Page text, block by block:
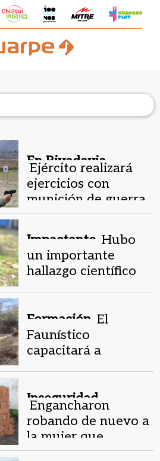
En Rivadavia.
Ejército realizará
ejercicios con
munición de guerra
en campo en
Impactante. Hubo
un importante
hallazgo científico
Formación. El
Faunístico
capacitará a
enseñen un tema
clave
Inseguridad.
Engancharon
robando de nuevo a
la mujer que
sustrajo las tortugas